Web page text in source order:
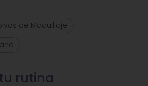
todo el verano y más allá.
y pigmentos
de algas coralinas.
una pequeña cantidad usando
de Maquillaje